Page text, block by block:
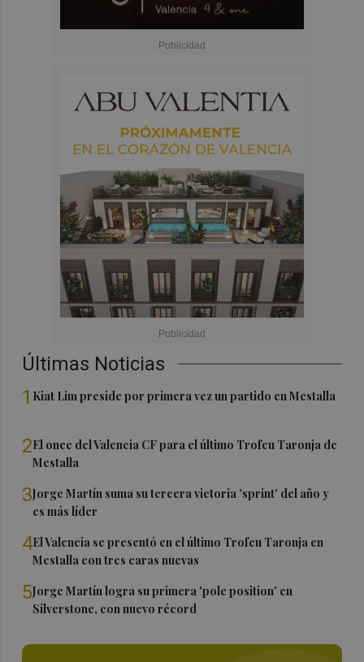
Últimas Noticias
1 Kiat Lim preside por primera vez un partido en Mestalla
2El once del Valencia CF para el último Trofeu Taronja de
Mestalla
3Jorge Martín suma su tercera victoria 'sprint' del año y
es más líder
4El Valencia se presentó en el último Trofeu Taronja en
Mestalla con tres caras nuevas
5Jorge Martín logra su primera 'pole position' en
Silverstone, con nuevo récord